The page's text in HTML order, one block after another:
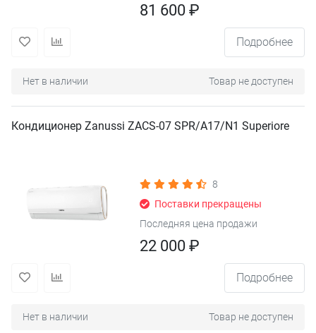
81 600 ₽
Подробнее
Нет в наличии Товар не доступен
Кондиционер Zanussi ZACS-07 SPR/A17/N1 Superiore
8
Поставки прекращены
Последняя цена продажи
22 000 ₽
Подробнее
Нет в наличии Товар не доступен